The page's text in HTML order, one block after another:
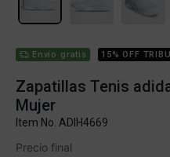
Envío gratis 15% OFF
Zapatillas Tenis
Mujer
Item No. ADIH4669
Precio final